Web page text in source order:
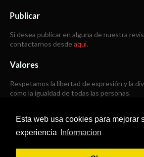
Esta web usa cookies para mejorar
experiencia
Informacion
Publicar
Si desea publicar en alguna de nuestra
contactarnos desde aquí.
Valores
Respetamos la libertad de expresión y la
como la igualdad de todas las personas.
Copyright © 1998 -